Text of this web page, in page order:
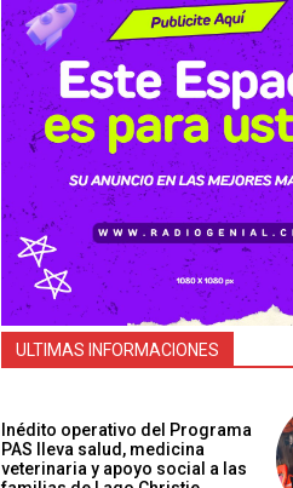
ULTIMAS INFORMACIONES
Inédito operativo del Programa
PAS lleva salud, medicina
veterinaria y apoyo social a las